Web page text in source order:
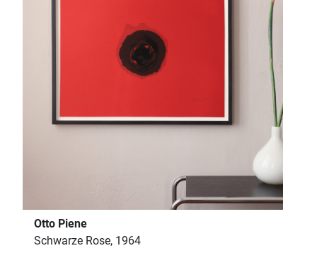
Otto Piene
Schwarze Rose, 1964